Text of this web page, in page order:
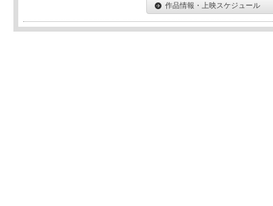
作品情報・上映スケジュール